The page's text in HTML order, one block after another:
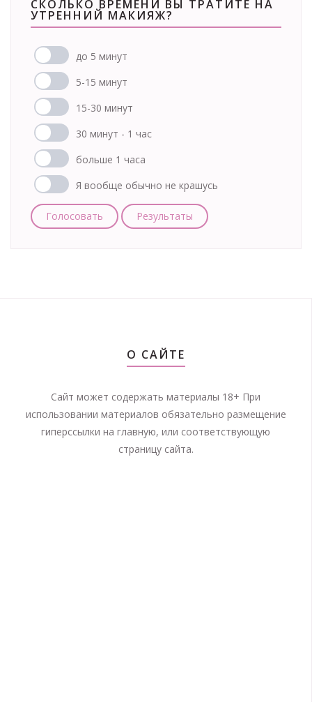
СКОЛЬКО ВРЕМЕНИ ВЫ ТРАТИТЕ НА
УТРЕННИЙ МАКИЯЖ?
до 5 минут
5-15 минут
15-30 минут
30 минут - 1 час
больше 1 часа
Я вообще обычно не крашусь
Голосовать Результаты
О САЙТЕ
Сайт может содержать материалы 18+ При
использовании материалов обязательно размещение
гиперссылки на главную, или соответствующую
страницу сайта.